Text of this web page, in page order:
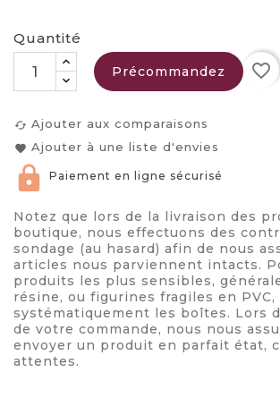
Quantité
Précommandez favorite_border
cached Ajouter aux comparaisons
favorite Ajouter à une liste d'envies
Paiement en ligne sécurisé
Notez que lors de la livraison des
boutique, nous effectuons des
sondage (au hasard) afin de nous
articles nous parviennent intacts.
produits les plus sensibles,
résine, ou figurines fragiles en PVC,
systématiquement les boîtes. Lors
de votre commande, nous nous
envoyer un produit en parfait état,
attentes.